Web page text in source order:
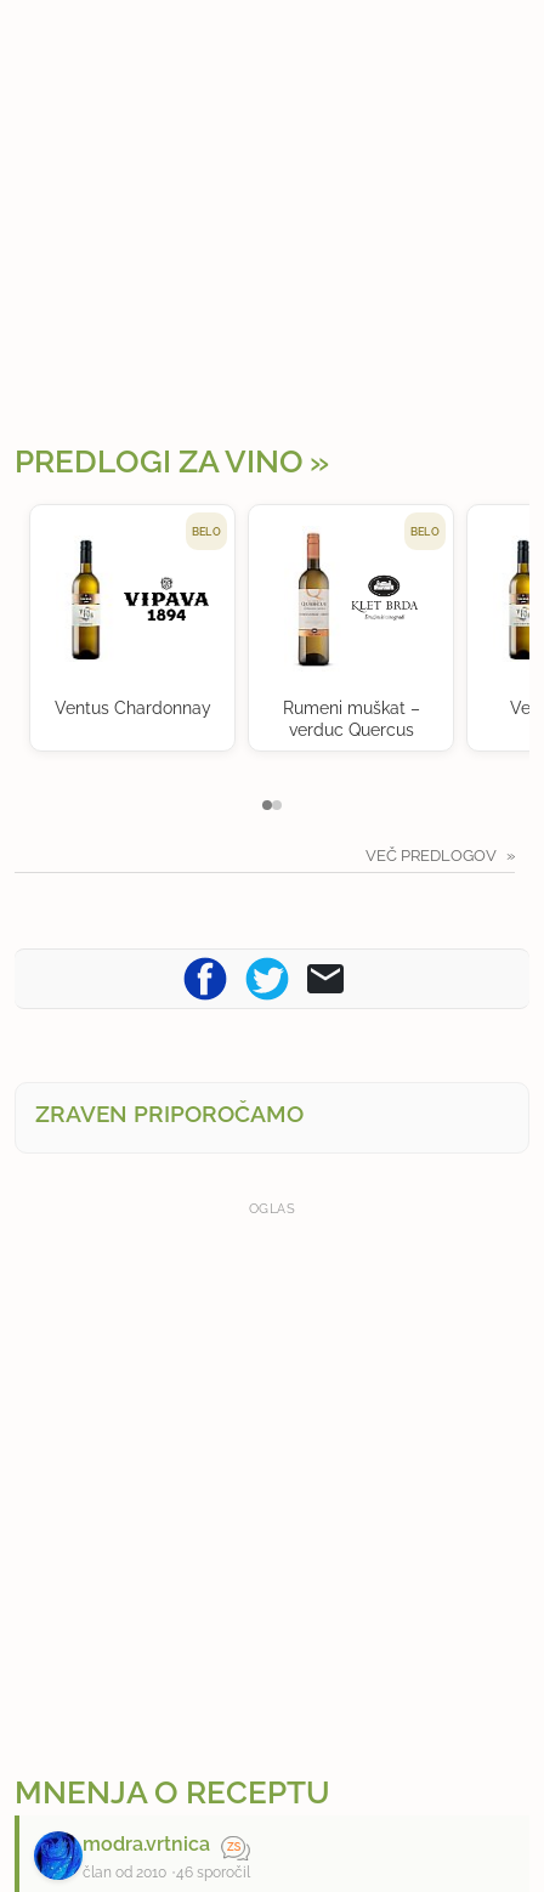
PREDLOGI ZA VINO
BELO
Ventus Chardonnay
BELO
Rumeni muškat –
verduc Quercus
VEČ PREDLOGOV
ZRAVEN PRIPOROČAMO
OGLAS
MNENJA O RECEPTU
modra.vrtnica
član od 2010 46 sporočil